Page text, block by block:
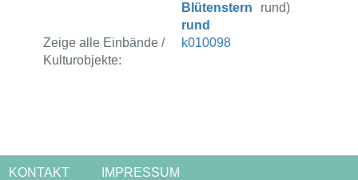
Blütenstern
rund
rund)
Zeige alle Einbände /
Kulturobjekte:
k010098
KONTAKT
IMPRESSUM